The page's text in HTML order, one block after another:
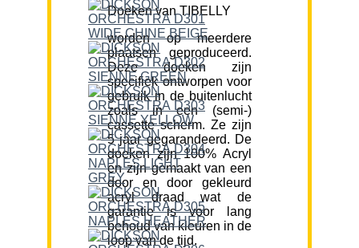
Doeken van TIBELLY
worden op meerdere
plaatsen geproduceerd.
Deze doeken zijn
specifiek ontworpen voor
gebruik in de buitenlucht
zoals in een (semi-)
cassette scherm. Ze zijn
5 jaar gegarandeerd. De
doeken zijn 100% Acryl
en zijn gemaakt van een
door en door gekleurd
acryl draad wat de
garantie is voor lang
behoud van kleuren in de
loop van de tijd.